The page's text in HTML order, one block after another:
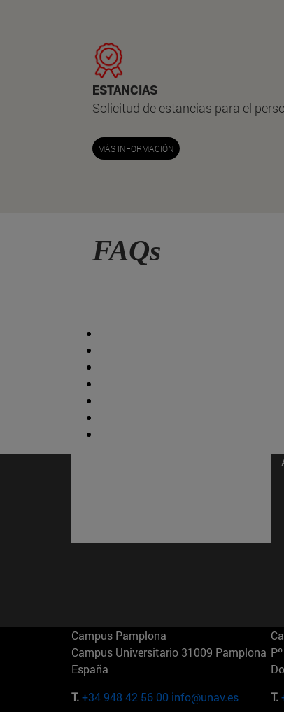
ESTANCIAS
Solicitud de estancias para el
MÁS INFORMACIÓN
FAQs
Campus Pamplona
Campus Universitario 31009 Pamplona
España
T.+34 948 42 56 00 info@unav.es
T.